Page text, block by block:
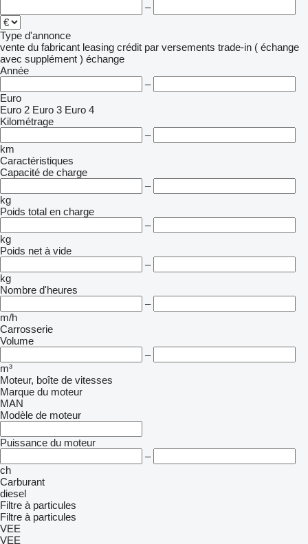
–
Type d'annonce
vente du fabricant leasing crédit par versements trade-in ( échange
avec supplément ) échange
Année
–
Euro
Euro 2 Euro 3 Euro 4
Kilométrage
–
km
Caractéristiques
Capacité de charge
–
kg
Poids total en charge
–
kg
Poids net à vide
–
kg
Nombre d'heures
–
m/h
Carrosserie
Volume
–
m³
Moteur, boîte de vitesses
Marque du moteur
MAN
Modèle de moteur
Puissance du moteur
–
ch
Carburant
diesel
Filtre à particules
Filtre à particules
VEE
VEE